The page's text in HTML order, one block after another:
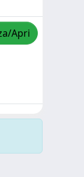
Apri